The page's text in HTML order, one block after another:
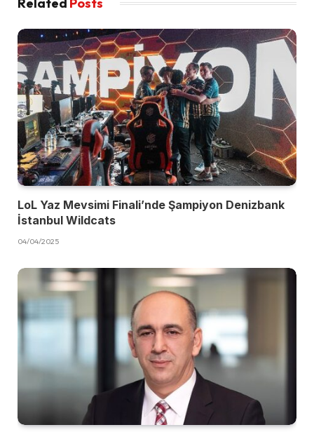
LoL Yaz Mevsimi Finali’nde Şampiyon Denizbank
İstanbul Wildcats
04/04/2025